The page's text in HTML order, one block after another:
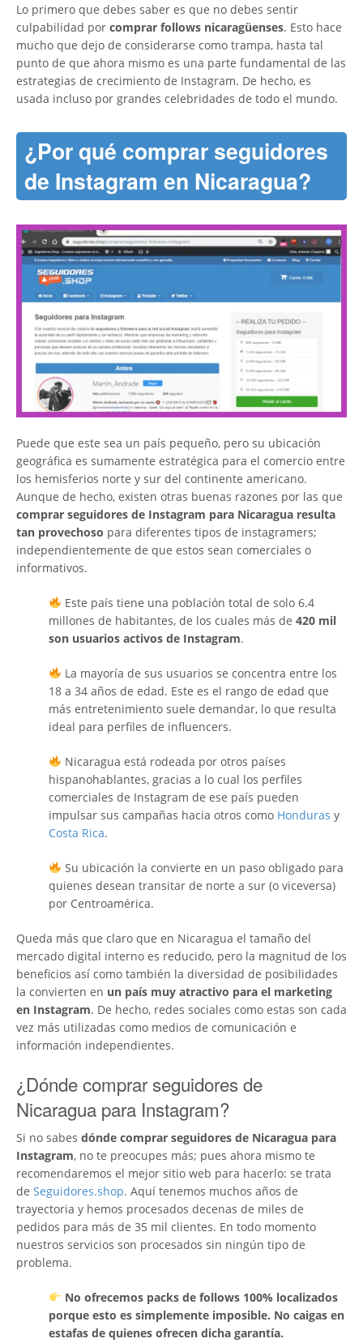
Lo primero que debes saber es que no debes sentir
culpabilidad por comprar follows nicaragüenses. Esto hace
mucho que dejo de considerarse como trampa, hasta tal
punto de que ahora mismo es una parte fundamental de las
estrategias de crecimiento de Instagram. De hecho, es
usada incluso por grandes celebridades de todo el mundo.
¿Por qué comprar seguidores
de Instagram en Nicaragua?
Puede que este sea un país pequeño, pero su ubicación
geográfica es sumamente estratégica para el comercio entre
los hemisferios norte y sur del continente americano.
Aunque de hecho, existen otras buenas razones por las que
comprar seguidores de Instagram para Nicaragua resulta
tan provechoso para diferentes tipos de instagramers;
independientemente de que estos sean comerciales o
informativos.
Este país tiene una población total de solo 6.4
millones de habitantes, de los cuales más de 420 mil
son usuarios activos de Instagram.
La mayoría de sus usuarios se concentra entre los
18 a 34 años de edad. Este es el rango de edad que
más entretenimiento suele demandar, lo que resulta
ideal para perfiles de influencers.
Nicaragua está rodeada por otros países
hispanohablantes, gracias a lo cual los perfiles
comerciales de Instagram de ese país pueden
impulsar sus campañas hacia otros como Honduras y
Costa Rica.
Su ubicación la convierte en un paso obligado para
quienes desean transitar de norte a sur (o viceversa)
por Centroamérica.
Queda más que claro que en Nicaragua el tamaño del
mercado digital interno es reducido, pero la magnitud de los
beneficios así como también la diversidad de posibilidades
la convierten en un país muy atractivo para el marketing
en Instagram. De hecho, redes sociales como estas son cada
vez más utilizadas como medios de comunicación e
información independientes.
¿Dónde comprar seguidores de
Nicaragua para Instagram?
Si no sabes dónde comprar seguidores de Nicaragua para
Instagram, no te preocupes más; pues ahora mismo te
recomendaremos el mejor sitio web para hacerlo: se trata
de Seguidores.shop. Aquí tenemos muchos años de
trayectoria y hemos procesados decenas de miles de
pedidos para más de 35 mil clientes. En todo momento
nuestros servicios son procesados sin ningún tipo de
problema.
No ofrecemos packs de follows 100% localizados
porque esto es simplemente imposible. No caigas en
estafas de quienes ofrecen dicha garantía.